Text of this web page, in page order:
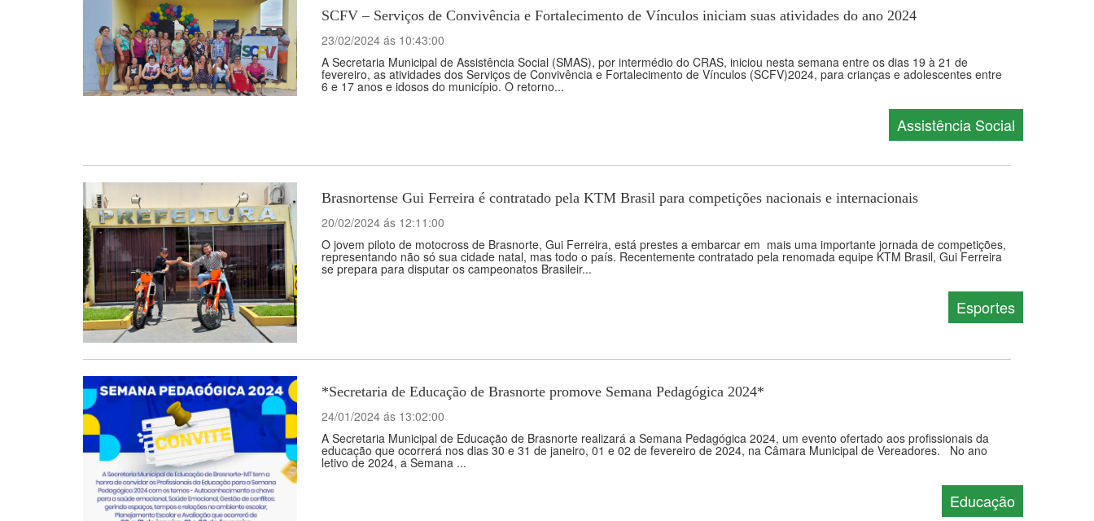
SCFV – Serviços de Convivência e Fortalecimento de Vínculos iniciam suas atividades do ano 2024
23/02/2024 ás 10:43:00
A Secretaria Municipal de Assistência Social (SMAS), por intermédio do CRAS, iniciou nesta semana entre os dias 19 à 21 de
fevereiro, as atividades dos Serviços de Convivência e Fortalecimento de Vínculos (SCFV)2024, para crianças e adolescentes entre
6 e 17 anos e idosos do município. O retorno...
Assistência Social
Brasnortense Gui Ferreira é contratado pela KTM Brasil para competições nacionais e internacionais
20/02/2024 ás 12:11:00
O jovem piloto de motocross de Brasnorte, Gui Ferreira, está prestes a embarcar em mais uma importante jornada de competições,
representando não só sua cidade natal, mas todo o país. Recentemente contratado pela renomada equipe KTM Brasil, Gui Ferreira
se prepara para disputar os campeonatos Brasileir...
Esportes
*Secretaria de Educação de Brasnorte promove Semana Pedagógica 2024*
24/01/2024 ás 13:02:00
A Secretaria Municipal de Educação de Brasnorte realizará a Semana Pedagógica 2024, um evento ofertado aos profissionais da
educação que ocorrerá nos dias 30 e 31 de janeiro, 01 e 02 de fevereiro de 2024, na Câmara Municipal de Vereadores. No ano
letivo de 2024, a Semana ...
Educação